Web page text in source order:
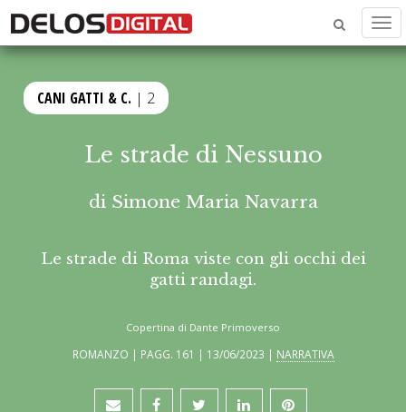
CANI GATTI & C. | 2
Le strade di Nessuno
di Simone Maria Navarra
Le strade di Roma viste con gli occhi dei
gatti randagi.
Copertina di Dante Primoverso
ROMANZO | PAGG. 161 | 13/06/2023 | NARRATIVA